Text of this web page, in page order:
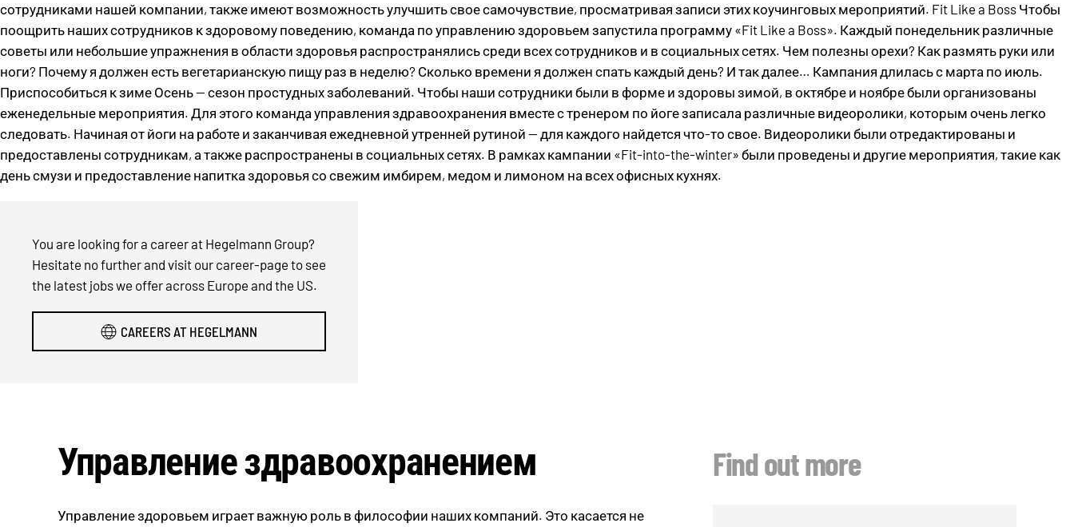
сотрудниками нашей компании, также имеют возможность улучшить свое самочувствие, просматривая записи этих коучинговых мероприятий. Fit Like a Boss Чтобы
поощрить наших сотрудников к здоровому поведению, команда по управлению здоровьем запустила программу «Fit Like a Boss». Каждый понедельник различные
советы или небольшие упражнения в области здоровья распространялись среди всех сотрудников и в социальных сетях. Чем полезны орехи? Как размять руки или
ноги? Почему я должен есть вегетарианскую пищу раз в неделю? Сколько времени я должен спать каждый день? И так далее… Кампания длилась с марта по июль.
Приспособиться к зиме Осень — сезон простудных заболеваний. Чтобы наши сотрудники были в форме и здоровы зимой, в октябре и ноябре были организованы
еженедельные мероприятия. Для этого команда управления здравоохранения вместе с тренером по йоге записала различные видеоролики, которым очень легко
следовать. Начиная от йоги на работе и заканчивая ежедневной утренней рутиной — для каждого найдется что-то свое. Видеоролики были отредактированы и
предоставлены сотрудникам, а также распространены в социальных сетях. В рамках кампании «Fit-into-the-winter» были проведены и другие мероприятия, такие как
день смузи и предоставление напитка здоровья со свежим имбирем, медом и лимоном на всех офисных кухнях.
You are looking for a career at Hegelmann Group?
Hesitate no further and visit our career-page to see
the latest jobs we offer across Europe and the US.
CAREERS AT HEGELMANN
Управление здравоохранением Find out more
Управление здоровьем играет важную роль в философии наших компаний. Это касается не